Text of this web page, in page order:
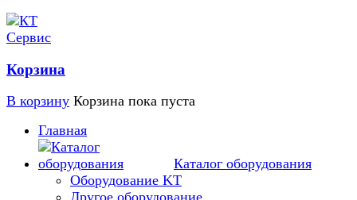
Корзина
В корзину Корзина пока пуста
Главная
Каталог оборудования
Оборудование KT